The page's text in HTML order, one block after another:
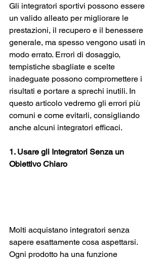
Gli integratori sportivi possono essere
un valido alleato per migliorare le
prestazioni, il recupero e il benessere
generale, ma spesso vengono usati in
modo errato. Errori di dosaggio,
tempistiche sbagliate e scelte
inadeguate possono compromettere i
risultati e portare a sprechi inutili. In
questo articolo vedremo gli errori più
comuni e come evitarli, consigliando
anche alcuni integratori efficaci.
1. Usare gli Integratori Senza un
Obiettivo Chiaro
Molti acquistano integratori senza
sapere esattamente cosa aspettarsi.
Ogni prodotto ha una funzione